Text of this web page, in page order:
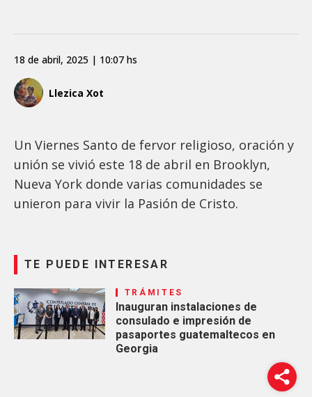
Llezica Xot
18 de abril, 2025 | 10:07 hs
Un Viernes Santo de fervor religioso, oración y
unión se vivió este 18 de abril en Brooklyn,
Nueva York donde varias comunidades se
unieron para vivir la Pasión de Cristo.
TE PUEDE INTERESAR
TRÁMITES
Inauguran instalaciones de
consulado e impresión de
pasaportes guatemaltecos en
Georgia